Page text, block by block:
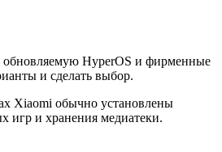
HyperOS и фирменные
и сделать выбор.
Xiaomi обычно установлены
игр и хранения медиатеки.